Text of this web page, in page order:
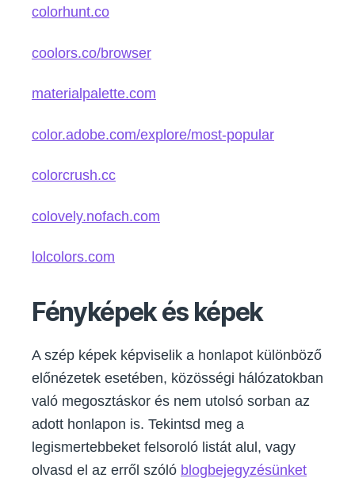
colorhunt.co
coolors.co/browser
materialpalette.com
color.adobe.com/explore/most-popular
colorcrush.cc
colovely.nofach.com
lolcolors.com
Fényképek és képek
A szép képek képviselik a honlapot különböző
előnézetek esetében, közösségi hálózatokban
való megosztáskor és nem utolsó sorban az
adott honlapon is. Tekintsd meg a
legismertebbeket felsoroló listát alul, vagy
olvasd el az erről szóló blogbejegyzésünket